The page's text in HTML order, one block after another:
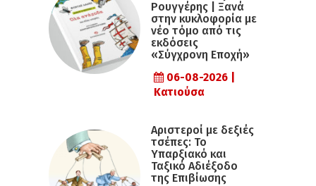
Ρουγγέρης | Ξανά
στην κυκλοφορία με
νέο τόμο από τις
εκδόσεις
«Σύγχρονη Εποχή»
06-08-2026 |
Κατιούσα
Αριστεροί με δεξιές
τσέπες: Το
Υπαρξιακό και
Ταξικό Αδιέξοδο
της Επιβίωσης